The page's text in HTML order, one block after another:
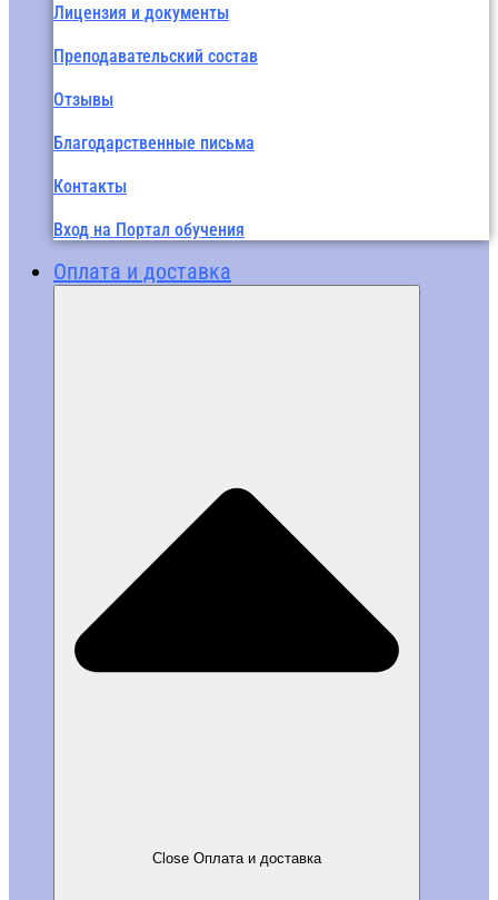
Лицензия и документы
Преподавательский состав
Отзывы
Благодарственные письма
Контакты
Вход на Портал обучения
Оплата и доставка
Close Оплата и доставка